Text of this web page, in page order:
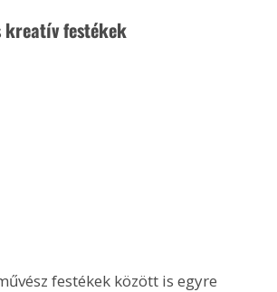
kreatív festékek
festékek között is egyre